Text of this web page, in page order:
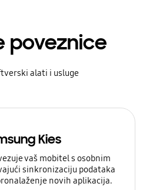
poveznice
alati i usluge
Kies
vaš mobitel s osobnim
sinkronizaciju podataka
novih aplikacija.